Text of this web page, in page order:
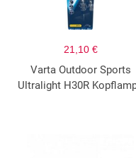
21,10 €
Varta Outdoor Sports
Ultralight H30R